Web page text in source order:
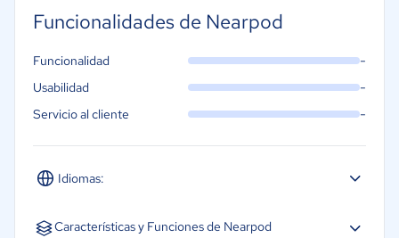
Funcionalidades de Nearpod
Idiomas:
Español Inglés
Funcionalidad -
Usabilidad -
Servicio al cliente -
Características y Funciones de Nearpod